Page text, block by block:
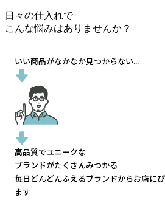
日々の仕入れで
こんな悩みはありませんか？
いい商品がなかなか見つからない...
高品質でユニークな
ブランドがたくさんみつかる
毎日どんどんふえるブランドからお店に
ます